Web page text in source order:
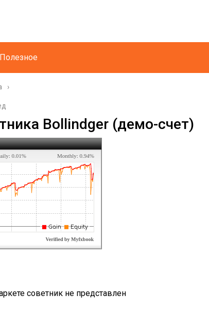
Полезное
Bollindger (демо-счет)
советник не представлен